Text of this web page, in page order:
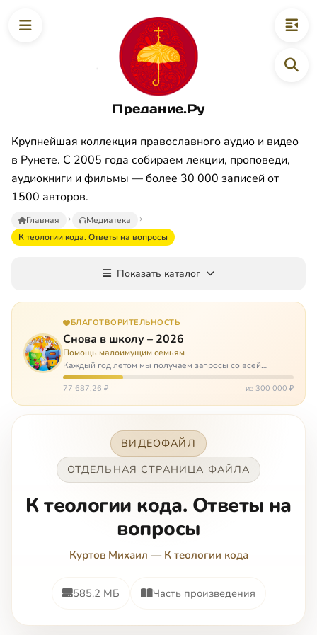
Предание.Ру
Крупнейшая коллекция православного аудио и видео
в Рунете. С 2005 года собираем лекции, проповеди,
аудиокниги и фильмы — более 30 000 записей от
1500 авторов.
Главная
Медиатека
К теологии кода. Ответы на вопросы
Показать каталог
БЛАГОТВОРИТЕЛЬНОСТЬ
Снова в школу – 2026
Помощь малоимущим семьям
Каждый год летом мы получаем запросы со всей
России: помогите собраться в школу. Семьи с больными
детьми или родителями, семьи без пап или мам,
77 687,26 ₽ из 300 000 ₽
ВИДЕОФАЙЛ
ОТДЕЛЬНАЯ СТРАНИЦА ФАЙЛА
К теологии кода. Ответы на
вопросы
Куртов Михаил — К теологии кода
585.2 МБ Часть произведения